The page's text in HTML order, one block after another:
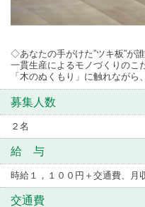
◇あなたの手がけた”ツキ板”が
一貫生産によるモノづくりのこ
「木のぬくもり」に触れながら
募集人数
２名
給 与
時給１，１００円＋交通費、月
交通費